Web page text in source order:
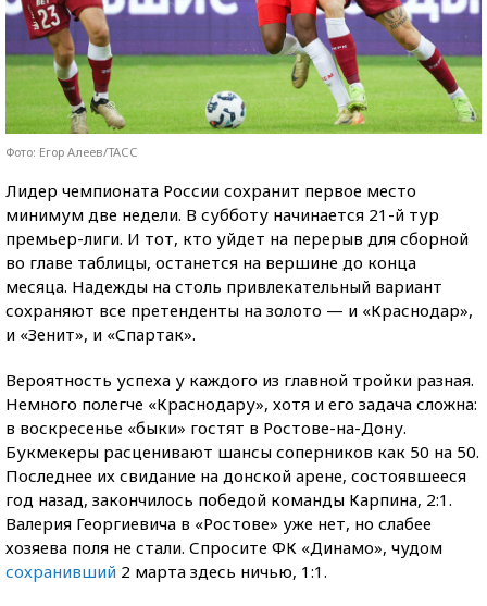
Фото: Егор Алеев/ТАСС
Лидер чемпионата России сохранит первое место
минимум две недели. В субботу начинается 21-й тур
премьер-лиги. И тот, кто уйдет на перерыв для сборной
во главе таблицы, останется на вершине до конца
месяца. Надежды на столь привлекательный вариант
сохраняют все претенденты на золото — и «Краснодар»,
и «Зенит», и «Спартак».
Вероятность успеха у каждого из главной тройки разная.
Немного полегче «Краснодару», хотя и его задача сложна:
в воскресенье «быки» гостят в Ростове-на-Дону.
Букмекеры расценивают шансы соперников как 50 на 50.
Последнее их свидание на донской арене, состоявшееся
год назад, закончилось победой команды Карпина, 2:1.
Валерия Георгиевича в «Ростове» уже нет, но слабее
хозяева поля не стали. Спросите ФК «Динамо», чудом
сохранивший 2 марта здесь ничью, 1:1.